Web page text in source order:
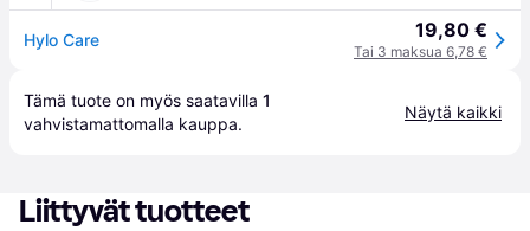
Hylo Care 19,80 €
Tai 3 maksua 6,78 €
Tämä tuote on myös saatavilla 1
vahvistamattomalla kauppa.
Näytä kaikki
Liittyvät tuotteet